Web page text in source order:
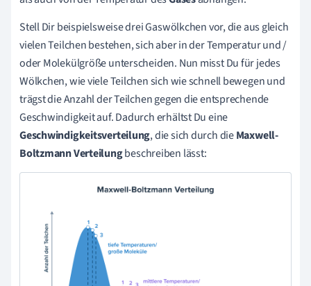
Stell Dir beispielsweise drei Gaswölkchen vor, die aus gleich
vielen Teilchen bestehen, sich aber in der Temperatur und /
oder Molekülgröße unterscheiden. Nun misst Du für jedes
Wölkchen, wie viele Teilchen sich wie schnell bewegen und
trägst die Anzahl der Teilchen gegen die entsprechende
Geschwindigkeit auf. Dadurch erhältst Du eine
Geschwindigkeitsverteilung, die sich durch dieMaxwell-
Boltzmann Verteilungbeschreiben lässt: